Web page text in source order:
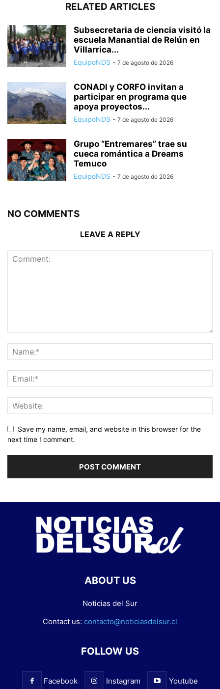
RELATED ARTICLES
Subsecretaria de ciencia visitó la
escuela Manantial de Relún en
Villarrica...
EquipoNDS - 7 de agosto de 2026
CONADI y CORFO invitan a
participar en programa que
apoya proyectos...
EquipoNDS - 7 de agosto de 2026
Grupo “Entremares” trae su
cueca romántica a Dreams
Temuco
EquipoNDS - 7 de agosto de 2026
NO COMMENTS
LEAVE A REPLY
Save my name, email, and website in this browser for the
next time I comment.
ABOUT US
Noticias del Sur
Contact us: contacto@noticiasdelsur.cl
FOLLOW US
Facebook Instagram Youtube